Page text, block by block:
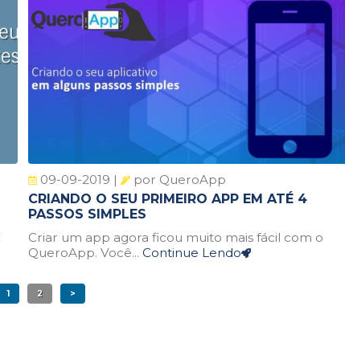
09-09-2019 |
por QueroApp
CRIANDO O SEU PRIMEIRO APP EM ATÉ 4
PASSOS SIMPLES
Criar um app agora ficou muito mais fácil com o
QueroApp. Você... Continue Lendo
1 2 >